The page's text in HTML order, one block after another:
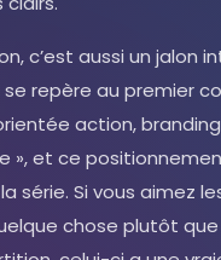
55,00 EUR
Voir sur Rakuten →
Skylanders
Autres produits liés
24,90 EUR
c’est aussi un jalon
se repère au premier
action,
», et ce
série. Si vous aimez
chose plutôt que